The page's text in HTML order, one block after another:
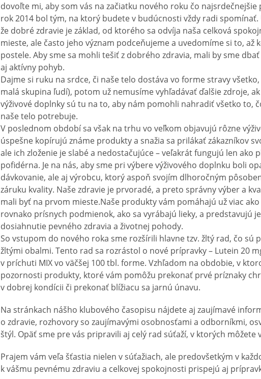
dovoľte mi, aby som vás na začiatku nového roku čo najsrdečnejšie
rok 2014 bol tým, na ktorý budete v budúcnosti vždy radi
že dobré zdravie je základ, od ktorého sa odvíja naša celková
mieste, ale často jeho význam podceňujeme a uvedomíme si to, až
postele. Aby sme sa mohli tešiť z dobrého zdravia, mali by sme
aj aktívny pohyb.
Dajme si ruku na srdce, či naše telo dostáva vo forme stravy
malá skupina ľudí), potom už nemusíme vyhľadávať ďalšie zdroje,
výživové doplnky sú tu na to, aby nám pomohli nahradiť všetko to,
naše telo potrebuje.
V poslednom období sa však na trhu vo veľkom objavujú rôzne
úspešne kopírujú známe produkty a snažia sa prilákať zákazníkov
ale ich zloženie je slabé a nedostačujúce – veľakrát fungujú len ako
pofidérna. Je na nás, aby sme pri výbere výživového doplnku boli
dávkovanie, ale aj výrobcu, ktorý aspoň svojím dlhoročným
záruku kvality. Naše zdravie je prvoradé, a preto správny výber a
mali byť na prvom mieste.Naše produkty vám pomáhajú už viac
rovnako prísnych podmienok, ako sa vyrábajú lieky, a predstavujú
dosiahnutie pevného zdravia a životnej pohody.
So vstupom do nového roka sme rozšírili hlavne tzv. žltý rad, čo sú
žltými obalmi. Tento rad sa rozrástol o nové prípravky – Lutein 20 mg
v príchuti MIX vo väčšej 100 tbl. forme. Vzhľadom na obdobie, v
pozornosti produkty, ktoré vám pomôžu prekonať prvé príznaky
v dobrej kondícii či prekonať blížiacu sa jarnú únavu.
Na stránkach nášho klubového časopisu nájdete aj zaujímavé
o zdravie, rozhovory so zaujímavými osobnosťami a odborníkmi,
štýl. Opäť sme pre vás pripravili aj celý rad súťaží, v ktorých môžete
Prajem vám veľa šťastia nielen v súťažiach, ale predovšetkým v
k vášmu pevnému zdraviu a celkovej spokojnosti prispejú aj